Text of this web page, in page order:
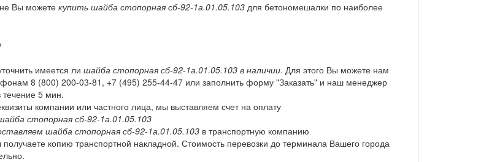
Вы можете купить шайба стопорная сб-92-1а.01.05.103для бетономешалки по наиболее
имеется ли шайба стопорная сб-92-1а.01.05.103 в наличии. Для этого Вы можете нам
8 (800) 200-03-81 , +7 (495) 255-44-47или заполнить форму "Заказать" и наш менеджер
5 мин.
компании или частного лица, мы выставляем счет на оплату
стопорная сб-92-1а.01.05.103
шайба стопорная сб-92-1а.01.05.103в транспортную компанию
получаете копию транспортной накладной. Стоимость перевозки до терминала Вашего города